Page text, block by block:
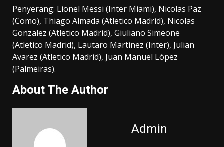
Penyerang: Lionel Messi (Inter Miami), Nicolas Paz
(Como), Thiago Almada (Atletico Madrid), Nicolas
Gonzalez (Atletico Madrid), Giuliano Simeone
(Atletico Madrid), Lautaro Martinez (Inter), Julian
Avarez (Atletico Madrid), Juan Manuel López
(Palmeiras).
About The Author
Admin